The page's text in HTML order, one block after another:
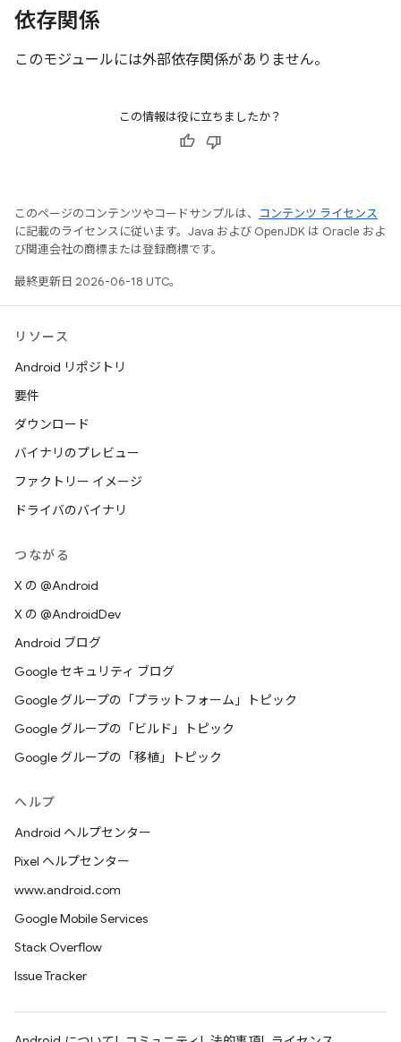
依存関係
このモジュールには外部依存関係がありません。
この情報は役に立ちましたか？
このページのコンテンツやコードサンプルは、
コンテンツ ライセンス
に記載のライセンスに従います。Java および OpenJDK は Oracle およ
び関連会社の商標または登録商標です。
最終更新日 2026-06-18 UTC。
リソース
Android リポジトリ
要件
ダウンロード
バイナリのプレビュー
ファクトリー イメージ
ドライバのバイナリ
つながる
X の @Android
X の @AndroidDev
Android ブログ
Google セキュリティ ブログ
Google グループの「プラットフォーム」トピック
Google グループの「ビルド」トピック
Google グループの「移植」トピック
ヘルプ
Android ヘルプセンター
Pixel ヘルプセンター
www.android.com
Google Mobile Services
Stack Overflow
Issue Tracker